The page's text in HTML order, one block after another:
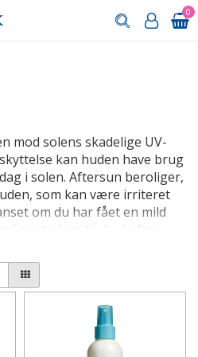
0
mod solens skadelige UV-
kan huden have brug
i solen. Aftersun beroliger,
som kan være irriteret
om du har fået en mild
at pleje din hud efter
vigtig del af din
føles varm, tør og stram.
stråler skader hudens